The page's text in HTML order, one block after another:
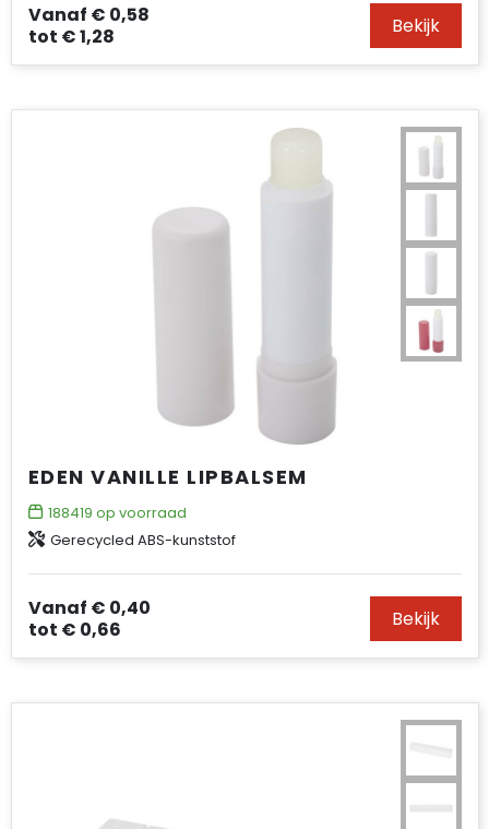
Vanaf € 0,58
tot € 1,28 Bekijk
EDEN VANILLE LIPBALSEM
188419 op voorraad
Gerecycled ABS-kunststof
Vanaf € 0,40
tot € 0,66 Bekijk